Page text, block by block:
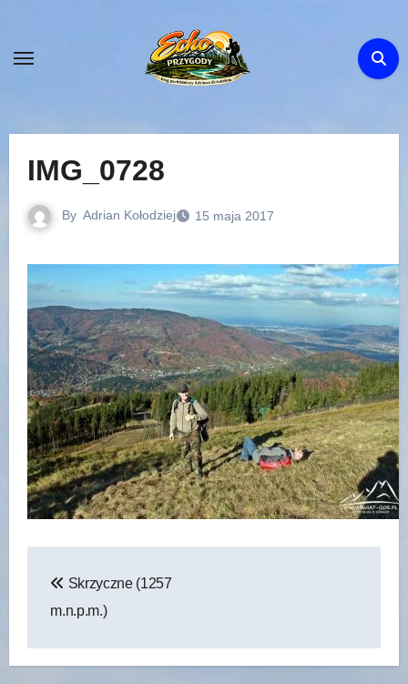
content
IMG_0728
By Adrian Kołodziej 15 maja 2017
wpisu
Skrzyczne (1257
m.n.p.m.)